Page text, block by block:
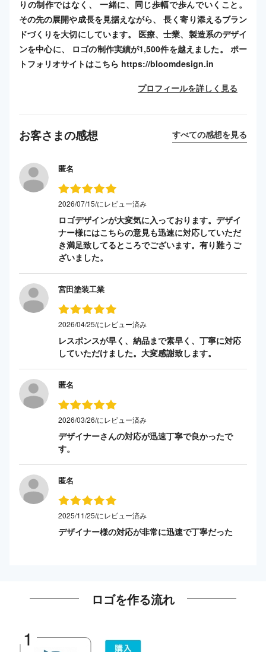
りの制作ではなく、 一緒に、同じ歩幅で歩んでいくこと。
その先の展開や成長を見据えながら、 長く寄り添えるブラン
ドづくりを大切にしています。 医療、士業、製造系のデザイ
ンを中心に、 ロゴの制作実績が1,500件を越えました。 ポー
トフォリオサイトはこちら https://bloomdesign.in
プロフィールを詳しく見る
お客さまの感想 すべての感想を見る
匿名
2026/07/15/にレビュー済み
ロゴデザインが大変気に入っております。デザイ
ナー様にはこちらの意見も迅速に対応していただ
き満足致してるところでございます。有り難うご
ざいました。
宮田塗装工業
2026/04/25/にレビュー済み
レスポンスが早く、納品まで素早く、丁寧に対応
していただけました。大変感謝致します。
匿名
2026/03/26/にレビュー済み
デザイナーさんの対応が迅速丁寧で良かったで
す。
匿名
2025/11/25/にレビュー済み
デザイナー様の対応が非常に迅速で丁寧だった
ロゴを作る流れ